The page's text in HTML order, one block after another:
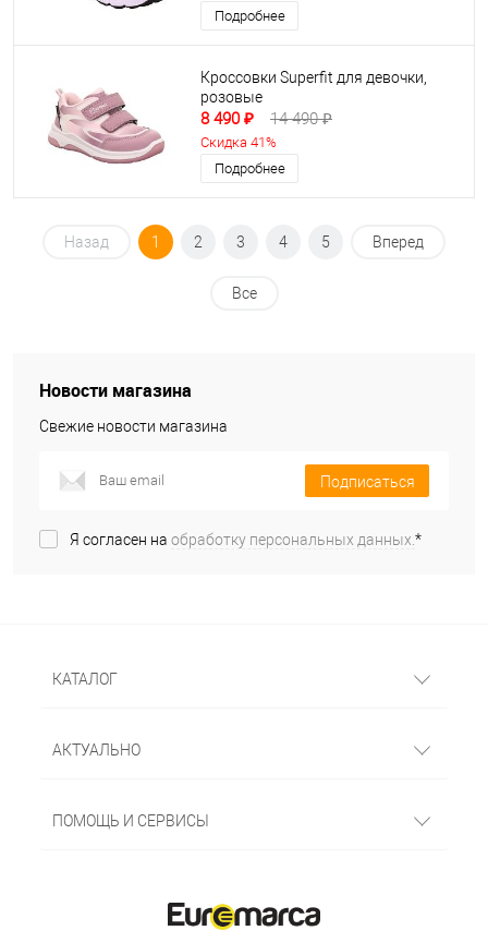
Подробнее
Кроссовки Superfit для девочки,
розовые
8 490 ₽ 14 490 ₽
Скидка 41%
Подробнее
Назад 1 2 3 4 5 Вперед
Все
Новости магазина
Свежие новости магазина
Подписаться
Я согласен на обработку персональных данных.*
КАТАЛОГ
АКТУАЛЬНО
ПОМОЩЬ И СЕРВИСЫ